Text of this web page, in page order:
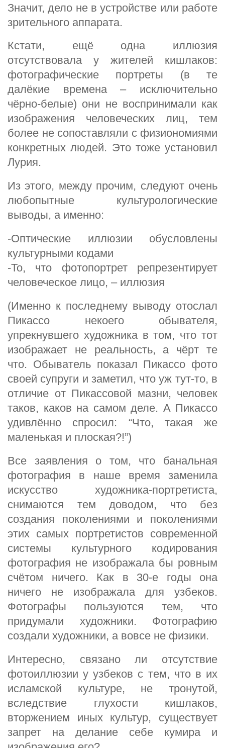
Значит, дело не в устройстве или работе
зрительного аппарата.
Кстати, ещё одна иллюзия
отсутствовала у жителей кишлаков:
фотографические портреты (в те
далёкие времена – исключительно
чёрно-белые) они не воспринимали как
изображения человеческих лиц, тем
более не сопоставляли с физиономиями
конкретных людей. Это тоже установил
Лурия.
Из этого, между прочим, следуют очень
любопытные культурологические
выводы, а именно:
-Оптические иллюзии обусловлены
культурными кодами
-То, что фотопортрет репрезентирует
человеческое лицо, – иллюзия
(Именно к последнему выводу отослал
Пикассо некоего обывателя,
упрекнувшего художника в том, что тот
изображает не реальность, а чёрт те
что. Обыватель показал Пикассо фото
своей супруги и заметил, что уж тут-то, в
отличие от Пикассовой мазни, человек
таков, каков на самом деле. А Пикассо
удивлённо спросил: “Что, такая же
маленькая и плоская?!”)
Все заявления о том, что банальная
фотография в наше время заменила
искусство художника-портретиста,
снимаются тем доводом, что без
создания поколениями и поколениями
этих самых портретистов современной
системы культурного кодирования
фотография не изображала бы ровным
счётом ничего. Как в 30-е годы она
ничего не изображала для узбеков.
Фотографы пользуются тем, что
придумали художники. Фотографию
создали художники, а вовсе не физики.
Интересно, связано ли отсутствие
фотоиллюзии у узбеков с тем, что в их
исламской культуре, не тронутой,
вследствие глухости кишлаков,
вторжением иных культур, существует
запрет на делание себе кумира и